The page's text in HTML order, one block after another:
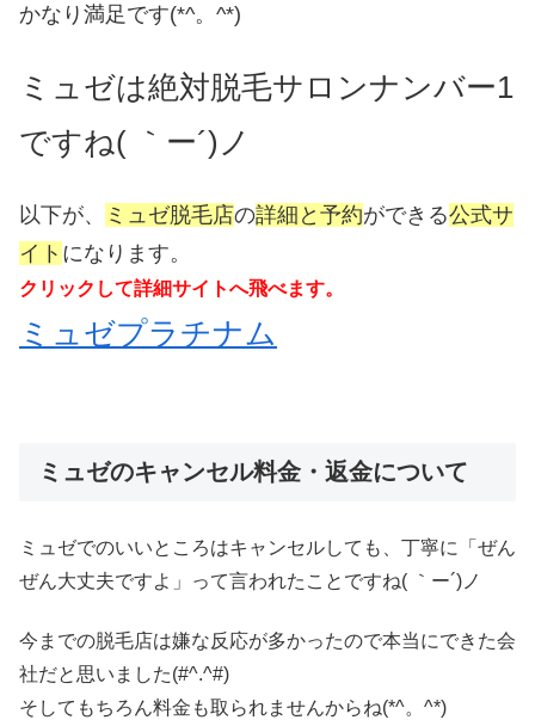
かなり満足です(*^。^*)
ミュゼは絶対脱毛サロンナンバー1
ですね( ｀ー´)ノ
以下が、 ミュゼ脱毛店の詳細と予約ができる公式サ
イト になります。
クリックして詳細サイトへ飛べます。
ミュゼプラチナム
ミュゼのキャンセル料金・返金について
ミュゼでのいいところはキャンセルしても、丁寧に「ぜん
ぜん大丈夫ですよ」って言われたことですね( ｀ー´)ノ
今までの脱毛店は嫌な反応が多かったので本当にできた会
社だと思いました(#^.^#)
そしてもちろん料金も取られませんからね(*^。^*)